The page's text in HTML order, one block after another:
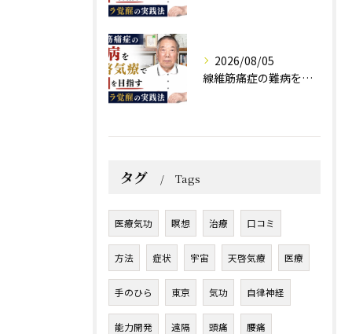
2026/08/05
線維筋痛症の難病を天啓気療で寛解を目指すチャクラ覚醒の実践法
タグ Tags
医療気功 瞑想 治療 口コミ
方法 症状 宇宙 天啓気療 医療
手のひら 東京 気功 自律神経
能力開発 遠隔 頭痛 腰痛